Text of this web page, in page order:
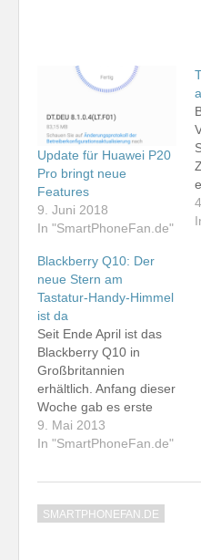
Update für Huawei P20
Pro bringt neue
Features
9. Juni 2018
In "SmartPhoneFan.de"
Blackberry Q10: Der
neue Stern am
Tastatur-Handy-Himmel
ist da
Seit Ende April ist das
Blackberry Q10 in
Großbritannien
erhältlich. Anfang dieser
Woche gab es erste
Hinweise darauf, dass
es auch bei uns nur
dauert, bis das Gerät
beim Vodafone-Shop
9. Mai 2013
In "SmartPhoneFan.de"
SMARTPHONEFAN.DE